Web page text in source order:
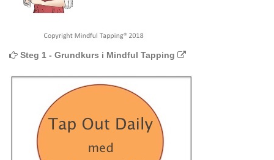
Steg 1 - Grundkurs i Mindful Tapping